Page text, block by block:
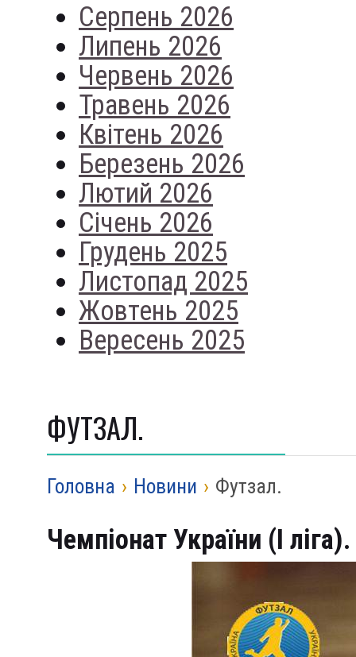
Серпень 2026
Липень 2026
Червень 2026
Травень 2026
Квітень 2026
Березень 2026
Лютий 2026
Січень 2026
Грудень 2025
Листопад 2025
Жовтень 2025
Вересень 2025
ФУТЗАЛ.
Головна › Новини › Футзал.
Чемпіонат України (І ліга).